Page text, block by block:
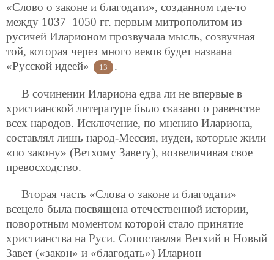
«Слово о законе и благодати», созданном где-то
между 1037–1050 гг. первым митрополитом из
русичей Иларионом прозвучала мысль, созвучная
той, которая через много веков будет названа
«Русской идеей»
13 .
В сочинении Илариона едва ли не впервые в
христианской литературе было сказано о равенстве
всех народов. Исключение, по мнению Илариона,
составлял лишь народ-Мессия, иудеи, которые жили
«по закону» (Ветхому Завету), возвеличивая свое
превосходство.
Вторая часть «Слова о законе и благодати»
всецело была посвящена отечественной истории,
поворотным моментом которой стало принятие
христианства на Руси. Сопоставляя Ветхий и Новый
Завет («закон» и «благодать») Иларион